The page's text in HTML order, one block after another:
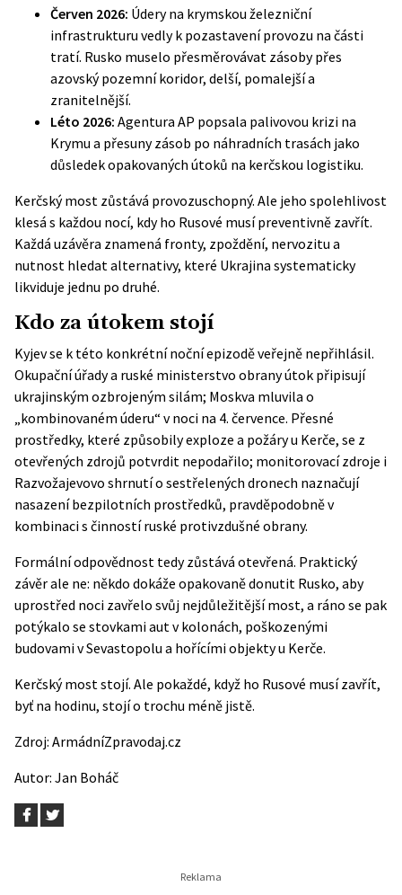
Červen 2026: Údery na krymskou železniční
infrastrukturu vedly k pozastavení provozu na části
tratí. Rusko muselo přesměrovávat zásoby přes
azovský pozemní koridor, delší, pomalejší a
zranitelnější.
Léto 2026: Agentura AP popsala palivovou krizi na
Krymu a přesuny zásob po náhradních trasách jako
důsledek opakovaných útoků na kerčskou logistiku.
Kerčský most zůstává provozuschopný. Ale jeho spolehlivost
klesá s každou nocí, kdy ho Rusové musí preventivně zavřít.
Každá uzávěra znamená fronty, zpoždění, nervozitu a
nutnost hledat alternativy, které Ukrajina systematicky
likviduje jednu po druhé.
Kdo za útokem stojí
Kyjev se k této konkrétní noční epizodě veřejně nepřihlásil.
Okupační úřady a ruské ministerstvo obrany útok připisují
ukrajinským ozbrojeným silám; Moskva mluvila o
„kombinovaném úderu“ v noci na 4. července. Přesné
prostředky, které způsobily exploze a požáry u Kerče, se z
otevřených zdrojů potvrdit nepodařilo; monitorovací zdroje i
Razvožajevovo shrnutí o sestřelených dronech naznačují
nasazení bezpilotních prostředků, pravděpodobně v
kombinaci s činností ruské protivzdušné obrany.
Formální odpovědnost tedy zůstává otevřená. Praktický
závěr ale ne: někdo dokáže opakovaně donutit Rusko, aby
uprostřed noci zavřelo svůj nejdůležitější most, a ráno se pak
potýkalo se stovkami aut v kolonách, poškozenými
budovami v Sevastopolu a hořícími objekty u Kerče.
Kerčský most stojí. Ale pokaždé, když ho Rusové musí zavřít,
byť na hodinu, stojí o trochu méně jistě.
Zdroj: ArmádníZpravodaj.cz
Autor: Jan Boháč